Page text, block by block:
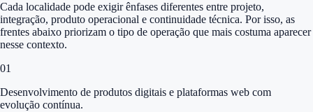
Cada localidade pode exigir ênfases diferentes entre projeto,
integração, produto operacional e continuidade técnica. Por isso, as
frentes abaixo priorizam o tipo de operação que mais costuma aparecer
nesse contexto.
01
Desenvolvimento de produtos digitais e plataformas web com
evolução contínua.